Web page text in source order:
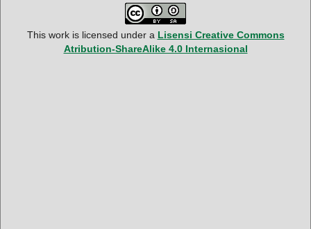
This work is licensed under a Lisensi Creative Commons
Atribution-ShareAlike 4.0 Internasional